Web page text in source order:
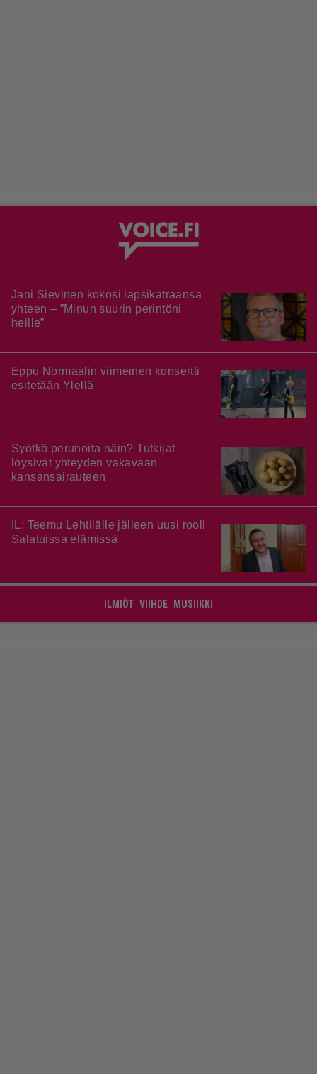
Jani Sievinen kokosi lapsikatraansa
yhteen – ”Minun suurin perintöni
heille”
Eppu Normaalin viimeinen konsertti
esitetään Ylellä
Syötkö perunoita näin? Tutkijat
löysivät yhteyden vakavaan
kansansairauteen
IL: Teemu Lehtilälle jälleen uusi rooli
Salatuissa elämissä
ILMIÖT VIIHDE MUSIIKKI